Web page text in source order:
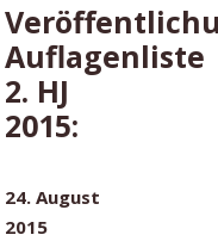
Auflagenliste
2. HJ
2015:
24. August
2015